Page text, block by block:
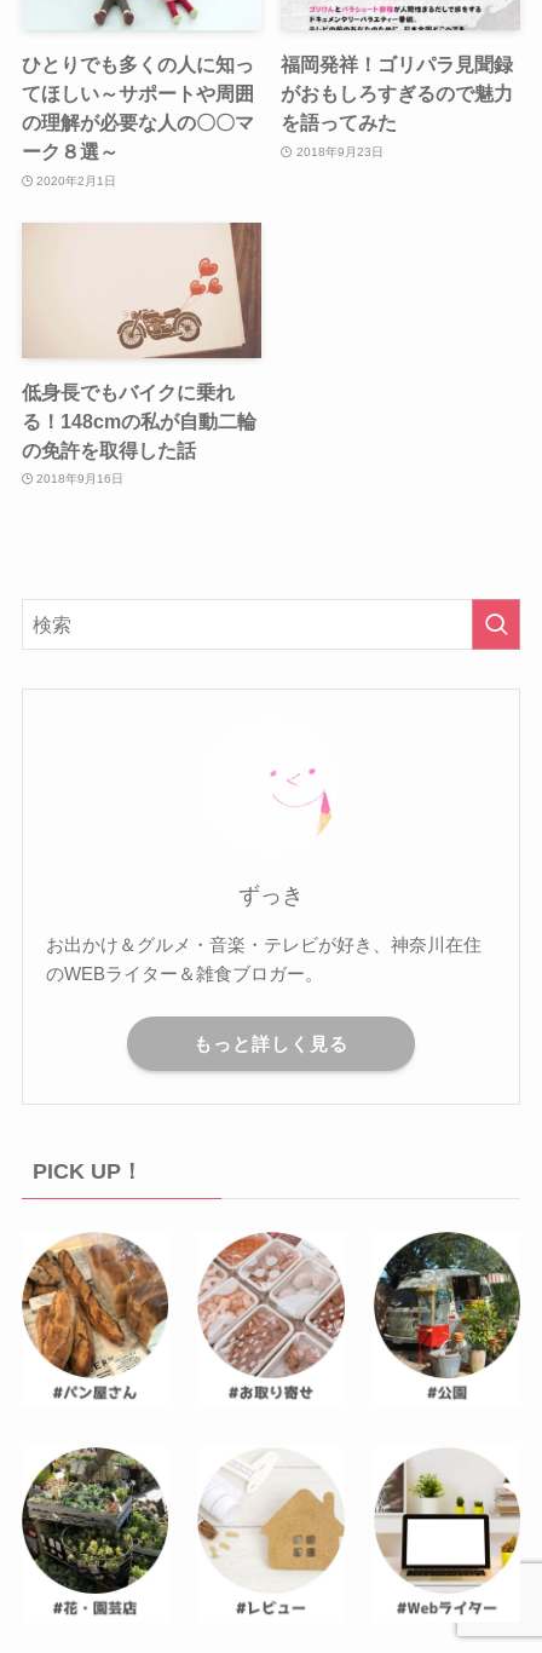
ひとりでも多くの人に知っ
てほしい～サポートや周囲
の理解が必要な人の〇〇マ
ーク８選～
2020年2月1日
福岡発祥！ゴリパラ見聞録
がおもしろすぎるので魅力
を語ってみた
2018年9月23日
低身長でもバイクに乗れ
る！148cmの私が自動二輪
の免許を取得した話
2018年9月16日
ずっき
お出かけ＆グルメ・音楽・テレビが好き、神奈川在住
のWEBライター＆雑食ブロガー。
もっと詳しく見る
PICK UP！